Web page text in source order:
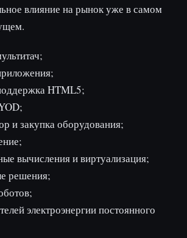
влияние на рынок уже в самом
HTML5;
и закупка оборудования;
вычисления и виртуализация;
решения;
электроэнергии постоянного